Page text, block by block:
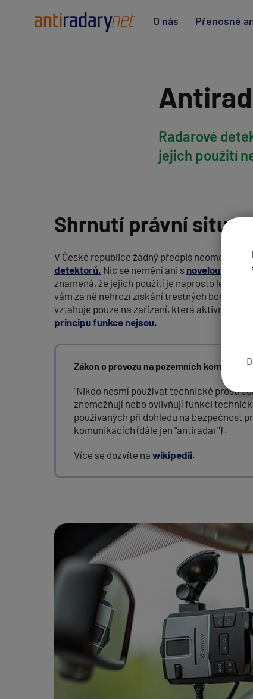
O nás Přenosné
Radarové
jejich použití
Shrnutí právní
V České republice žádný předpis neomezuje
detektorů. Nic se nemění ani s novelou
znamená, že jejich použití je naprosto legální a
vám za ně nehrozí získání trestných bodů do
vztahuje pouze na zařízení, která aktivně
principu funkce nejsou.
Zákon o provozu na pozemních
"Nikdo nesmí používat technické
znemožňují nebo ovlivňují funkci
používaných při dohledu na bezpečnost
komunikacích (dále jen "antiradar")".
Více se dozvíte na wikipedii.